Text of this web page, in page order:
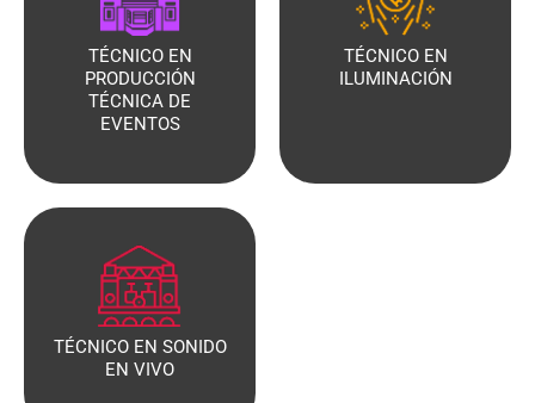
TÉCNICO EN
PRODUCCIÓN
TÉCNICA DE
EVENTOS
TÉCNICO EN
ILUMINACIÓN
TÉCNICO EN SONIDO
EN VIVO